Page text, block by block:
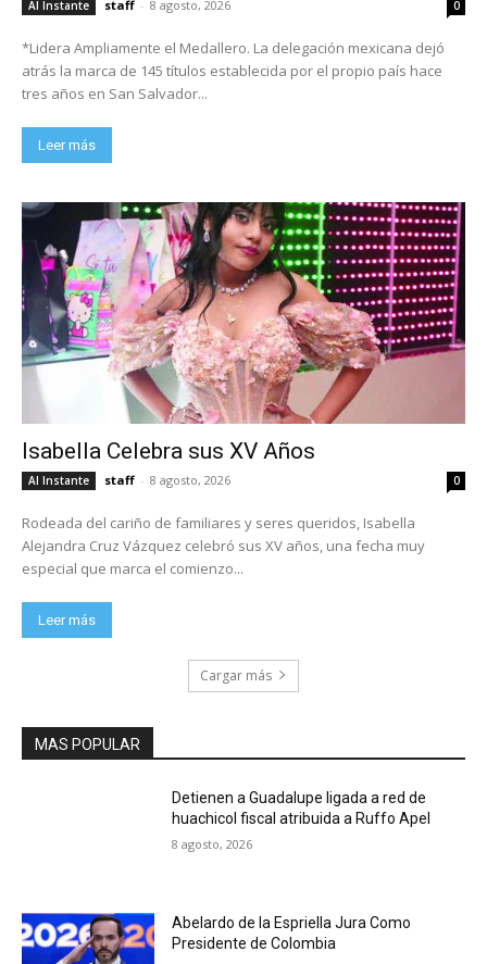
Al Instante staff - 8 agosto, 2026 0
*Lidera Ampliamente el Medallero. La delegación mexicana dejó
atrás la marca de 145 títulos establecida por el propio país hace
tres años en San Salvador...
Leer más
Isabella Celebra sus XV Años
Al Instante staff - 8 agosto, 2026 0
Rodeada del cariño de familiares y seres queridos, Isabella
Alejandra Cruz Vázquez celebró sus XV años, una fecha muy
especial que marca el comienzo...
Leer más
Cargar más
MAS POPULAR
Detienen a Guadalupe ligada a red de
huachicol fiscal atribuida a Ruffo Apel
8 agosto, 2026
Abelardo de la Espriella Jura Como
Presidente de Colombia